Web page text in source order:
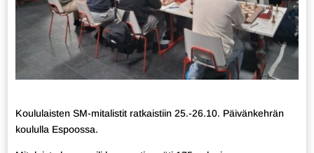
Koululaisten SM-mitalistit ratkaistiin 25.-26.10. Päivänkehrän
koululla Espoossa.